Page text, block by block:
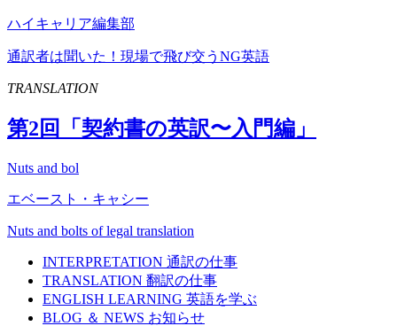
ハイキャリア編集部
通訳者は聞いた！現場で飛び交うNG英語
TRANSLATION
第2回「契約書の英訳〜入門編」
Nuts and bol
エベースト・キャシー
Nuts and bolts of legal translation
INTERPRETATION 通訳の仕事
TRANSLATION 翻訳の仕事
ENGLISH LEARNING 英語を学ぶ
BLOG ＆ NEWS お知らせ